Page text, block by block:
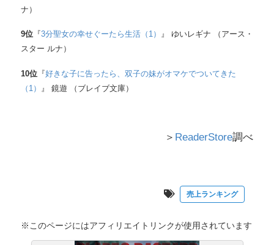
ナ）
9位 『3分聖女の幸せぐーたら生活（1） 』 ゆいレギナ （アース・
スター ルナ）
10位 『好きな子に告ったら、双子の妹がオマケでついてきた
（1） 』 鏡遊 （ブレイブ文庫）
＞ ReaderStore調べ
売上ランキング
※このページにはアフィリエイトリンクが使用されています